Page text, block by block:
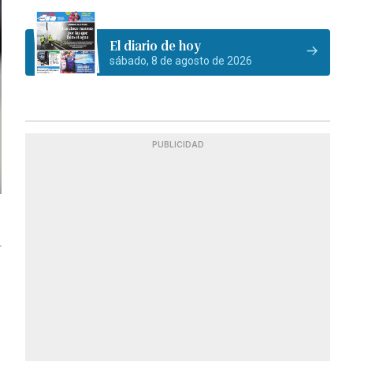
El diario de hoy
sábado, 8 de agosto de 2026
PUBLICIDAD